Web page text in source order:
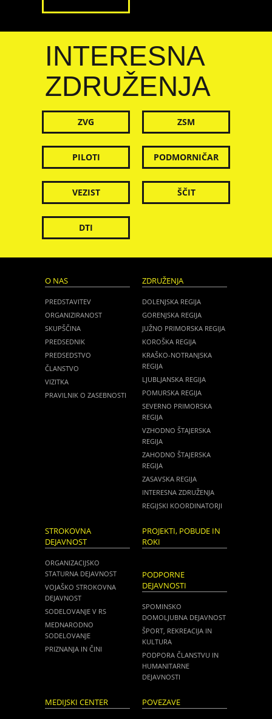
INTERESNA
ZDRUŽENJA
ZVG ZSM
PILOTI PODMORNIČAR
VEZIST ŠČIT
DTI
O NAS
PREDSTAVITEV
ORGANIZIRANOST
SKUPŠČINA
PREDSEDNIK
PREDSEDSTVO
ČLANSTVO
VIZITKA
PRAVILNIK O ZASEBNOSTI
ZDRUŽENJA
DOLENJSKA REGIJA
GORENJSKA REGIJA
JUŽNO PRIMORSKA REGIJA
KOROŠKA REGIJA
KRAŠKO-NOTRANJSKA
REGIJA
LJUBLJANSKA REGIJA
POMURSKA REGIJA
SEVERNO PRIMORSKA
REGIJA
VZHODNO ŠTAJERSKA
REGIJA
ZAHODNO ŠTAJERSKA
REGIJA
ZASAVSKA REGIJA
INTERESNA ZDRUŽENJA
REGIJSKI KOORDINATORJI
STROKOVNA
DEJAVNOST
ORGANIZACIJSKO
STATURNA DEJAVNOST
VOJAŠKO STROKOVNA
DEJAVNOST
SODELOVANJE V RS
MEDNARODNO
SODELOVANJE
PRIZNANJA IN ČINI
PROJEKTI, POBUDE IN
ROKI
PODPORNE
DEJAVNOSTI
SPOMINSKO
DOMOLJUBNA DEJAVNOST
ŠPORT, REKREACIJA IN
KULTURA
PODPORA ČLANSTVU IN
HUMANITARNE
DEJAVNOSTI
MEDIJSKI CENTER POVEZAVE